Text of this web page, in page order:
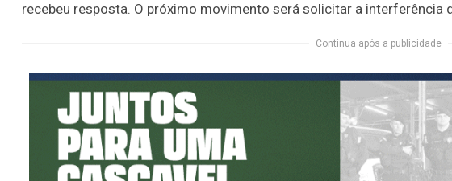
recebeu resposta. O próximo movimento será solicitar a interferência
Continua após a publicidade